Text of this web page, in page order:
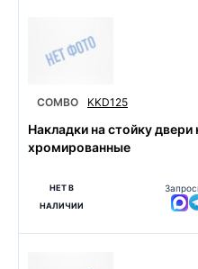
COMBO KKD125
Накладки на стойку двери
хромированные
НЕТ В
НАЛИЧИИ